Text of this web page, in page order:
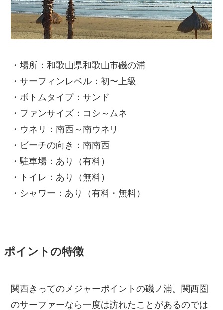
・場所：和歌山県和歌山市磯の浦
・サーフィンレベル：初〜上級
・ボトムタイプ：サンド
・ファンサイズ：コシ～ムネ
・ウネリ：南西～南ウネリ
・ビーチの向き：南南西
・駐車場：あり（有料）
・トイレ：あり（無料）
・シャワー：あり（有料・無料）
ポイントの特徴
関西きってのメジャーポイントの磯ノ浦。関西圏
のサーファーなら一度は訪れたことがあるのでは